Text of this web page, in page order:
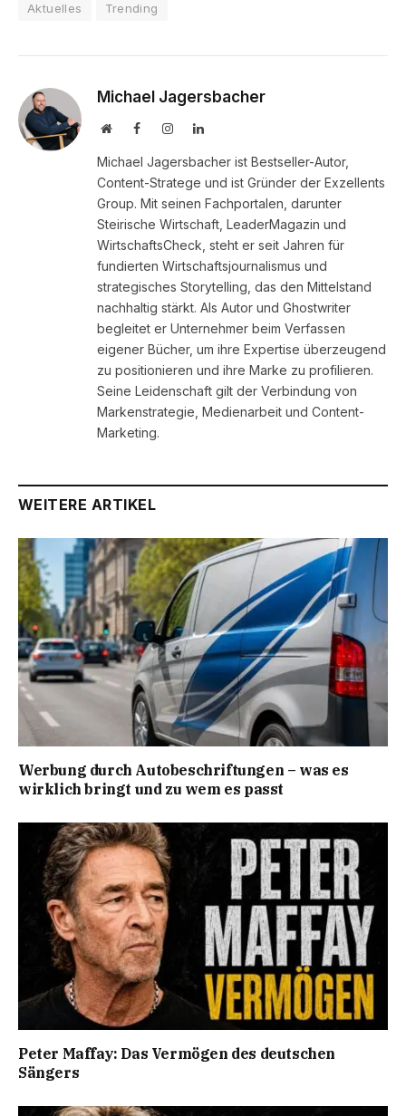
Aktuelles Trending
Michael Jagersbacher
WebsiteFacebookInstagramLinkedIn
Michael Jagersbacher ist Bestseller-Autor,
Content-Stratege und ist Gründer der Exzellents
Group. Mit seinen Fachportalen, darunter
Steirische Wirtschaft, LeaderMagazin und
WirtschaftsCheck, steht er seit Jahren für
fundierten Wirtschaftsjournalismus und
strategisches Storytelling, das den Mittelstand
nachhaltig stärkt. Als Autor und Ghostwriter
begleitet er Unternehmer beim Verfassen
eigener Bücher, um ihre Expertise überzeugend
zu positionieren und ihre Marke zu profilieren.
Seine Leidenschaft gilt der Verbindung von
Markenstrategie, Medienarbeit und Content-
Marketing.
WEITERE ARTIKEL
Werbung durch Autobeschriftungen – was es
wirklich bringt und zu wem es passt
Peter Maffay: Das Vermögen des deutschen
Sängers